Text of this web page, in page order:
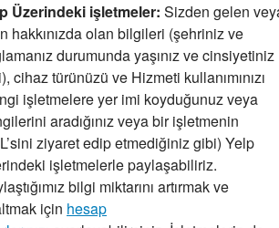
Üzerindeki işletmeler: Sizden gelen
hakkınızda olan bilgileri (şehriniz ve
durumunda yaşınız ve cinsiyetiniz
cihaz türünüzü ve Hizmeti kullanımınızı
işletmelere yer imi koyduğunuz veya
aradığınız veya bir işletmenin
ziyaret edip etmediğiniz gibi) Yelp
işletmelerle paylaşabiliriz.
bilgi miktarını artırmak ve
için hesap